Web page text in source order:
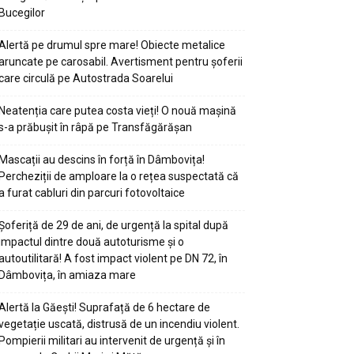
pe drumul spre mare! Obiecte metalice
pe carosabil. Avertisment pentru șoferii
circulă pe Autostrada Soarelui
care putea costa vieți! O nouă mașină
a prăbușit în râpă pe Transfăgărășan
au descins în forță în Dâmbovița!
de amploare la o rețea suspectată că
furat cabluri din parcuri fotovoltaice
de 29 de ani, de urgență la spital după
dintre două autoturisme și o
A fost impact violent pe DN 72, în
în amiaza mare
la Găești! Suprafață de 6 hectare de
uscată, distrusă de un incendiu violent.
militari au intervenit de urgență și în